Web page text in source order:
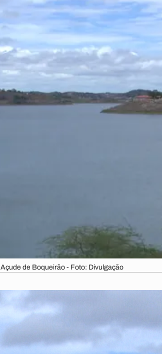
Açude de Boqueirão - Foto: Divulgação